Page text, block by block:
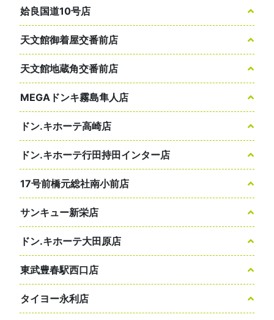
姶良国道10号店
天文館御着屋交番前店
天文館地蔵角交番前店
MEGAドンキ霧島隼人店
ドン.キホーテ高崎店
ドン.キホーテ行田持田インター店
17号前橋元総社南小前店
サンキュー新栄店
ドン.キホーテ大田原店
東武豊春駅西口店
タイヨー永利店